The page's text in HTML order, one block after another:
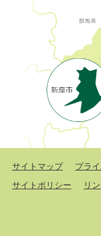
サイトマップ プラ
サイトポリシー
リ